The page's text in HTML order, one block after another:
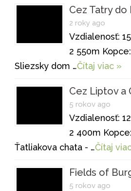
Cez Tatry do
2 roky ago
Vzdialenosť:
2 550m
Sliezsky dom …Čítaj viac »
Cez Liptov a
5 rokov ago
Vzdialenosť:
2 400m
Ťatliakova chata - …Čítaj
Fields of
5 rokov ago